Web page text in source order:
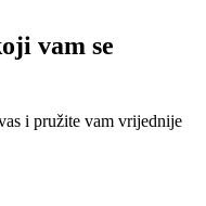
vam se
i pružite vam vrijednije